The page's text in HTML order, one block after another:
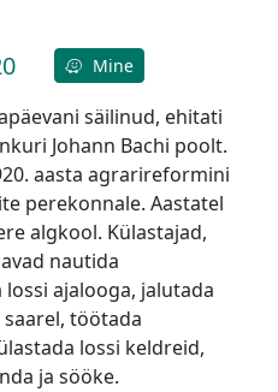
Mine
säilinud, ehitati
Johann Bachi poolt.
aasta agrarireformini
perekonnale. Aastatel
algkool. Külastajad,
nautida
ajalooga, jalutada
töötada
lossi keldreid,
ja sööke.